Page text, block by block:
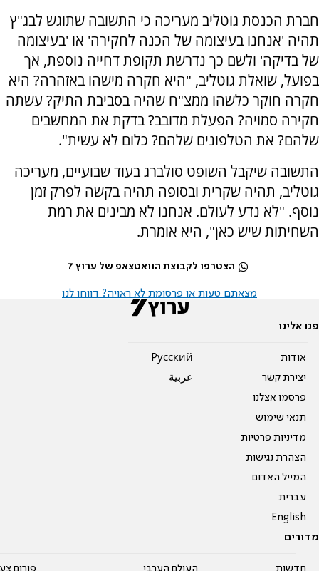
חברת הכנסת גוטליב מעריכה כי התשובה שתוגש לבג"ץ
תהיה 'אנחנו בעיצומה של הכנה לחקירה' או 'בעיצומה
של בדיקה' ולשם כך נדרשת תקופת דחייה נוספת, אך
בפועל, שואלת גוטליב, "היא חקרה מישהו באזהרה? היא
חקרה חוקר כלשהו ממצ"ח שהיה בסביבת התיק? עשתה
חקירה סמויה? הפעלת מדובב? בדקת את המחשבים
שלהם? את הטלפונים שלהם? כלום לא עשית".
התשובה שיקבל השופט סולברג בעוד שבועיים, מעריכה
גוטליב, תהיה שקרית ובסופה תהיה בקשה לפרק זמן
נוסף. "לא נדע לעולם. אנחנו לא מבינים את רמת
השחיתות שיש כאן", היא אומרת.
הצטרפו לקבוצת הוואטצאפ של ערוץ 7
מצאתם טעות או פרסומת לא ראויה? דווחו לנו
פנו אלינו
אודות
יצירת קשר
פרסמו אצלנו
תנאי שימוש
מדיניות פרטיות
הצהרת נגישות
המייל האדום
עברית
English
Pусский
عربية
מדורים
חדשות העולם הערבי פורום